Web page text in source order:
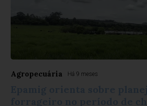
Agropecuária Há 9 meses